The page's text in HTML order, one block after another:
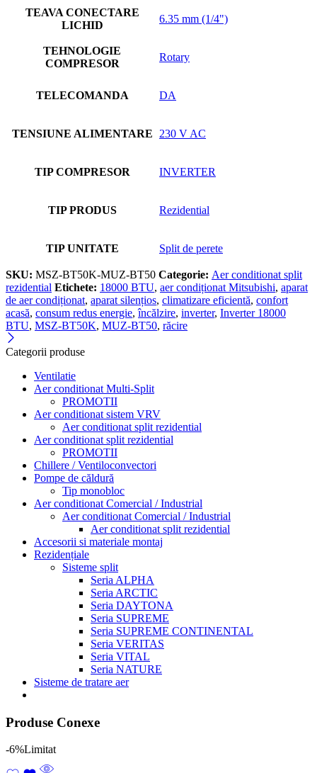
TEAVA CONECTARE
LICHID
6.35 mm (1/4")
TEHNOLOGIE
COMPRESOR
Rotary
TELECOMANDA DA
TENSIUNE ALIMENTARE 230 V AC
TIP COMPRESOR INVERTER
TIP PRODUS Rezidential
TIP UNITATE Split de perete
SKU: MSZ-BT50K-MUZ-BT50 Categorie: Aer conditionat split
rezidential Etichete: 18000 BTU, aer condiționat Mitsubishi, aparat
de aer condiționat, aparat silențios, climatizare eficientă, confort
acasă, consum redus energie,încălzire, inverter, Inverter 18000
BTU, MSZ-BT50K, MUZ-BT50, răcire
Categorii produse
Ventilatie
Aer conditionat Multi-Split
PROMOTII
Aer conditionat sistem VRV
Aer conditionat split rezidential
Aer conditionat split rezidential
PROMOTII
Chillere / Ventiloconvectori
Pompe de căldură
Tip monobloc
Aer conditionat Comercial / Industrial
Aer conditionat Comercial / Industrial
Aer conditionat split rezidential
Accesorii si materiale montaj
Rezidențiale
Sisteme split
Seria ALPHA
Seria ARCTIC
Seria DAYTONA
Seria SUPREME
Seria SUPREME CONTINENTAL
Seria VERITAS
Seria VITAL
Seria NATURE
Sisteme de tratare aer
Produse Conexe
-6%Limitat